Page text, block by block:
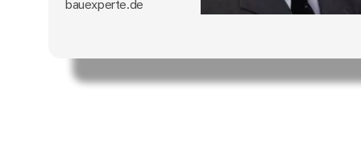
bauexperte.de